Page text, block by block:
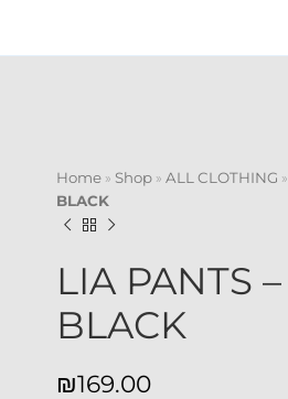
Home » Shop »ALL CLOTHING »
BLACK
LIA PANTS –
BLACK
₪